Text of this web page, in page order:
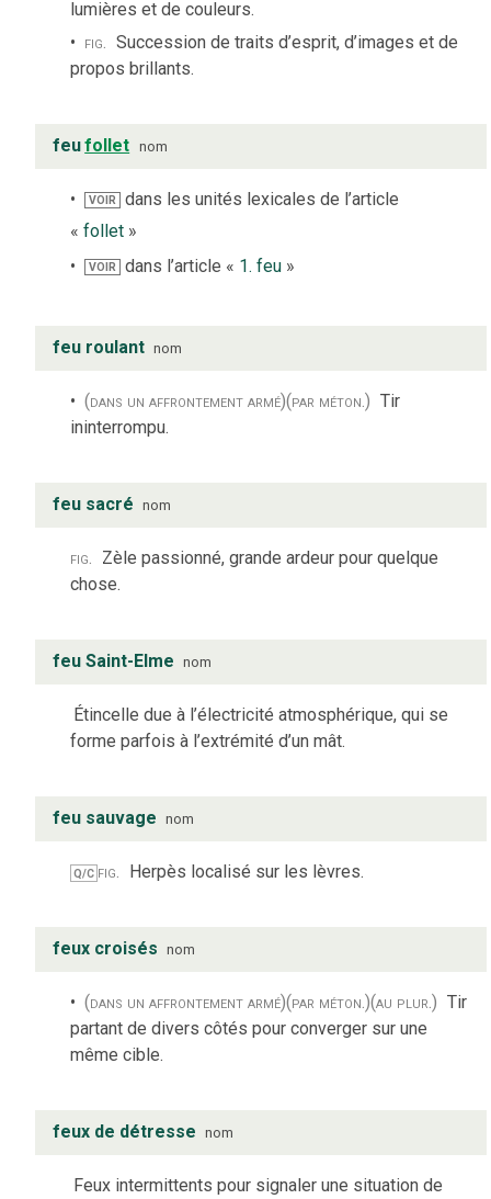
lumières et de couleurs.
fig. Succession de traits d’esprit, d’images et de
propos brillants.
feufollet nom
VOIR
dans les unités lexicales de l’article
« follet »
VOIR dans l’article « 1. feu »
feu roulant nom
(dans un affrontement armé)(par méton.) Tir
ininterrompu.
feu sacré nom
fig.
Zèle passionné, grande ardeur pour quelque
chose.
feu Saint-Elme nom
Étincelle due à l’électricité atmosphérique, qui se
forme parfois à l’extrémité d’un mât.
feu sauvage nom
Q/C fig. Herpès localisé sur les lèvres.
feux croisés nom
(dans un affrontement armé)(par méton.)(au plur.) Tir
partant de divers côtés pour converger sur une
même cible.
feux de détresse nom
Feux intermittents pour signaler une situation de